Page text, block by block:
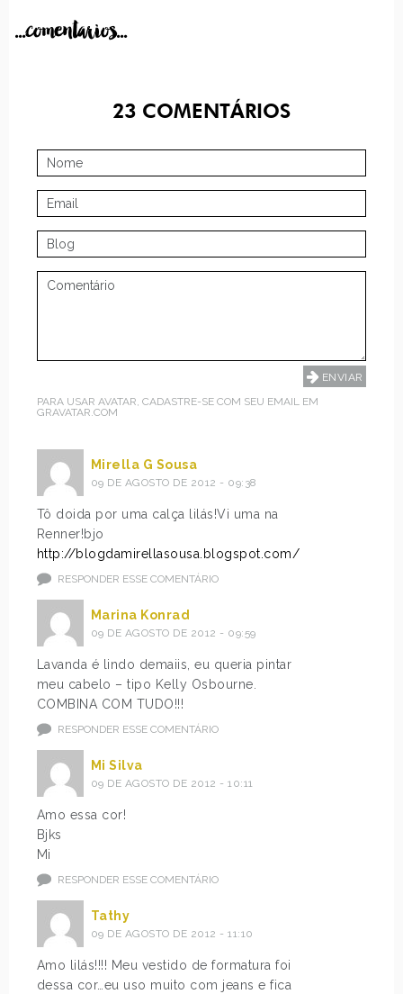
...comentarios...
23 COMENTÁRIOS
PARA USAR AVATAR, CADASTRE-SE COM SEU EMAIL EM
GRAVATAR.COM
Mirella G Sousa
09 DE AGOSTO DE 2012 - 09:38
Tô doida por uma calça lilás!Vi uma na
Renner!bjo
http://blogdamirellasousa.blogspot.com/
RESPONDER ESSE COMENTÁRIO
Marina Konrad
09 DE AGOSTO DE 2012 - 09:59
Lavanda é lindo demaiis, eu queria pintar
meu cabelo – tipo Kelly Osbourne.
COMBINA COM TUDO!!!
RESPONDER ESSE COMENTÁRIO
Mi Silva
09 DE AGOSTO DE 2012 - 10:11
Amo essa cor!
Bjks
Mi
RESPONDER ESSE COMENTÁRIO
Tathy
09 DE AGOSTO DE 2012 - 11:10
Amo lilás!!!! Meu vestido de formatura foi
dessa cor…eu uso muito com jeans e fica